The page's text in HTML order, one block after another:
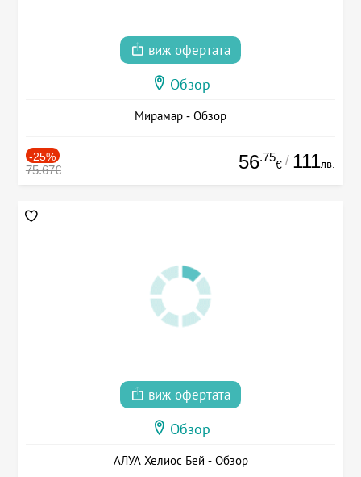
виж офертата
Обзор
Мирамар - Обзор
-25%
75.67€ 56.75
€ / 111лв.
виж офертата
Обзор
АЛУА Хелиос Бей - Обзор